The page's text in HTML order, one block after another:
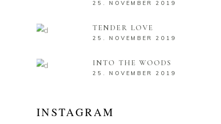
25. NOVEMBER 2019
TENDER LOVE
25. NOVEMBER 2019
INTO THE WOODS
25. NOVEMBER 2019
INSTAGRAM